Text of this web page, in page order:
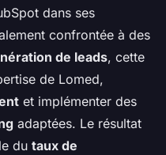
dans ses
confrontée à des
de leads, cette
de Lomed,
et implémenter des
adaptées. Le résultat
du taux de